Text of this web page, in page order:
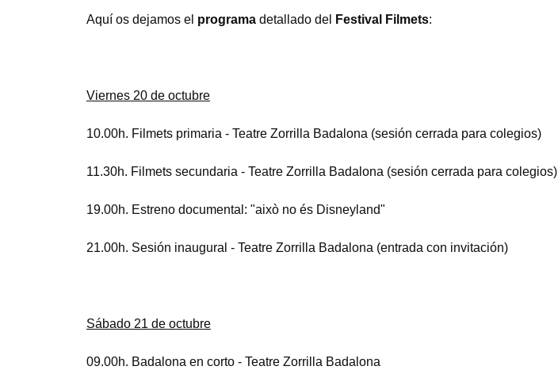
Aquí os dejamos el programa detallado del Festival Filmets:
Viernes 20 de octubre
10.00h. Filmets primaria - Teatre Zorrilla Badalona (sesión cerrada para colegios)
11.30h. Filmets secundaria - Teatre Zorrilla Badalona (sesión cerrada para colegios)
19.00h. Estreno documental: "això no és Disneyland"
21.00h. Sesión inaugural - Teatre Zorrilla Badalona (entrada con invitación)
Sábado 21 de octubre
09.00h. Badalona en corto - Teatre Zorrilla Badalona